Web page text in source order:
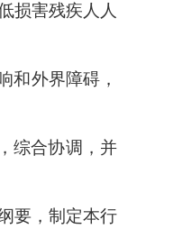
损害残疾人人
和外界障碍，
综合协调，并
要，制定本行